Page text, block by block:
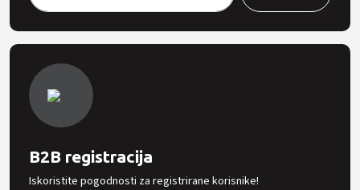
B2B registracija
Iskoristite pogodnosti za registrirane korisnike!